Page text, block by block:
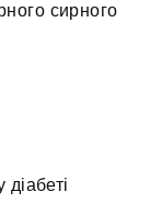
сирного